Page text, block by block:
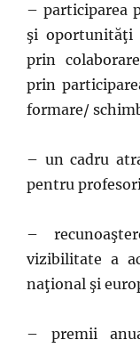
– participarea
şi oportunităţi
prin
prin
formare/
– un cadru
pentru
–
vizibilitate a
naţional şi
– premii